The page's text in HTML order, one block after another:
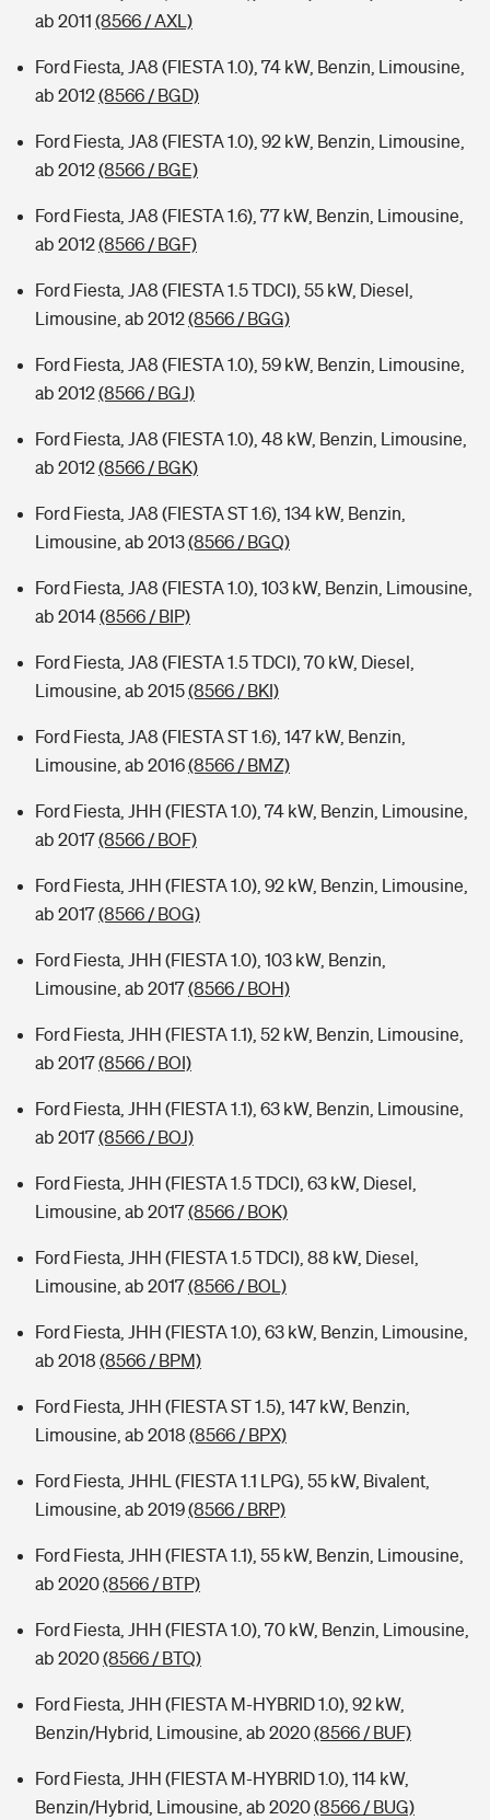
ab 2011 (8566 / AXL)
Ford Fiesta, JA8 (FIESTA 1.0), 74 kW, Benzin, Limousine,
ab 2012(8566 / BGD)
Ford Fiesta, JA8 (FIESTA 1.0), 92 kW, Benzin, Limousine,
ab 2012(8566 / BGE)
Ford Fiesta, JA8 (FIESTA 1.6), 77 kW, Benzin, Limousine,
ab 2012(8566 / BGF)
Ford Fiesta, JA8 (FIESTA 1.5 TDCI), 55 kW, Diesel,
Limousine, ab 2012(8566 / BGG)
Ford Fiesta, JA8 (FIESTA 1.0), 59 kW, Benzin, Limousine,
ab 2012(8566 / BGJ)
Ford Fiesta, JA8 (FIESTA 1.0), 48 kW, Benzin, Limousine,
ab 2012(8566 / BGK)
Ford Fiesta, JA8 (FIESTA ST 1.6), 134 kW, Benzin,
Limousine, ab 2013(8566 / BGQ)
Ford Fiesta, JA8 (FIESTA 1.0), 103 kW, Benzin, Limousine,
ab 2014(8566 / BIP)
Ford Fiesta, JA8 (FIESTA 1.5 TDCI), 70 kW, Diesel,
Limousine, ab 2015(8566 / BKI)
Ford Fiesta, JA8 (FIESTA ST 1.6), 147 kW, Benzin,
Limousine, ab 2016(8566 / BMZ)
Ford Fiesta, JHH (FIESTA 1.0), 74 kW, Benzin, Limousine,
ab 2017(8566 / BOF)
Ford Fiesta, JHH (FIESTA 1.0), 92 kW, Benzin, Limousine,
ab 2017(8566 / BOG)
Ford Fiesta, JHH (FIESTA 1.0), 103 kW, Benzin,
Limousine, ab 2017(8566 / BOH)
Ford Fiesta, JHH (FIESTA 1.1), 52 kW, Benzin, Limousine,
ab 2017(8566 / BOI)
Ford Fiesta, JHH (FIESTA 1.1), 63 kW, Benzin, Limousine,
ab 2017(8566 / BOJ)
Ford Fiesta, JHH (FIESTA 1.5 TDCI), 63 kW, Diesel,
Limousine, ab 2017(8566 / BOK)
Ford Fiesta, JHH (FIESTA 1.5 TDCI), 88 kW, Diesel,
Limousine, ab 2017(8566 / BOL)
Ford Fiesta, JHH (FIESTA 1.0), 63 kW, Benzin, Limousine,
ab 2018 (8566 / BPM)
Ford Fiesta, JHH (FIESTA ST 1.5), 147 kW, Benzin,
Limousine, ab 2018 (8566 / BPX)
Ford Fiesta, JHHL (FIESTA 1.1 LPG), 55 kW, Bivalent,
Limousine, ab 2019(8566 / BRP)
Ford Fiesta, JHH (FIESTA 1.1), 55 kW, Benzin, Limousine,
ab 2020(8566 / BTP)
Ford Fiesta, JHH (FIESTA 1.0), 70 kW, Benzin, Limousine,
ab 2020(8566 / BTQ)
Ford Fiesta, JHH (FIESTA M-HYBRID 1.0), 92 kW,
Benzin/Hybrid, Limousine, ab 2020(8566 / BUF)
Ford Fiesta, JHH (FIESTA M-HYBRID 1.0), 114 kW,
Benzin/Hybrid, Limousine, ab 2020(8566 / BUG)